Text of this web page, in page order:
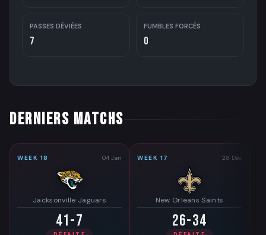
PASSES DÉVIÉES
7
FUMBLES FORCÉS
0
DERNIERS MATCHS
WEEK 18 04 Jan
Jacksonville Jaguars
41-7
WEEK 17 28 Déc
New Orleans Saints
26-34